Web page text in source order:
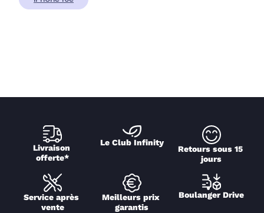
Livraison
offerte*
Le Club Infinity
Retours sous 15
jours
Service après
vente
Meilleurs prix
garantis
Boulanger Drive